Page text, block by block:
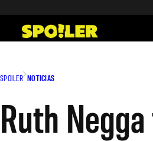
contenido
SPOILER NOTICIAS
Ruth